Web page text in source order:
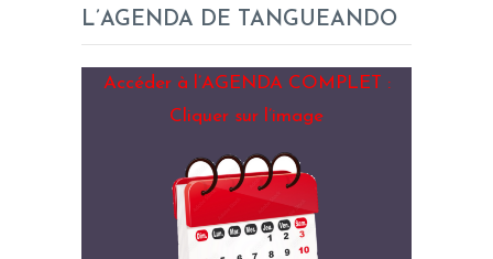
L’AGENDA DE TANGUEANDO
Accéder à l’AGENDA COMPLET :
Cliquer sur l’image